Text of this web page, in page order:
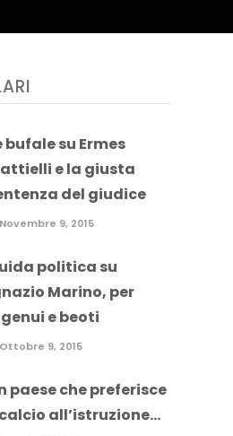
bufale su Ermes
e la giusta
del giudice
Novembre 9, 2015
politica su
Marino, per
e beoti
Ottobre 9, 2015
paese che preferisce
all’istruzione...